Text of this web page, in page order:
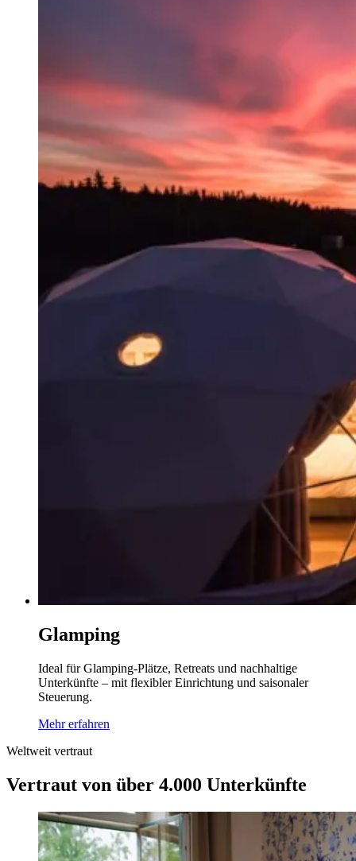
Glamping
Ideal für Glamping-Plätze, Retreats und nachhaltige
Unterkünfte – mit flexibler Einrichtung und saisonaler
Steuerung.
Mehr erfahren
Weltweit vertraut
Vertraut von über 4.000 Unterkünfte